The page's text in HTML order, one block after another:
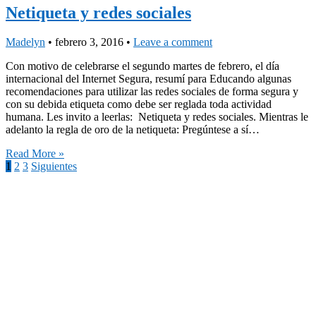
Netiqueta y redes sociales
Madelyn • febrero 3, 2016 • Leave a comment
Con motivo de celebrarse el segundo martes de febrero, el día
internacional del Internet Segura, resumí para Educando algunas
recomendaciones para utilizar las redes sociales de forma segura y
con su debida etiqueta como debe ser reglada toda actividad
humana. Les invito a leerlas: Netiqueta y redes sociales. Mientras le
adelanto la regla de oro de la netiqueta: Pregúntese a sí…
Read More »
Navegación
1 2 3 Siguientes